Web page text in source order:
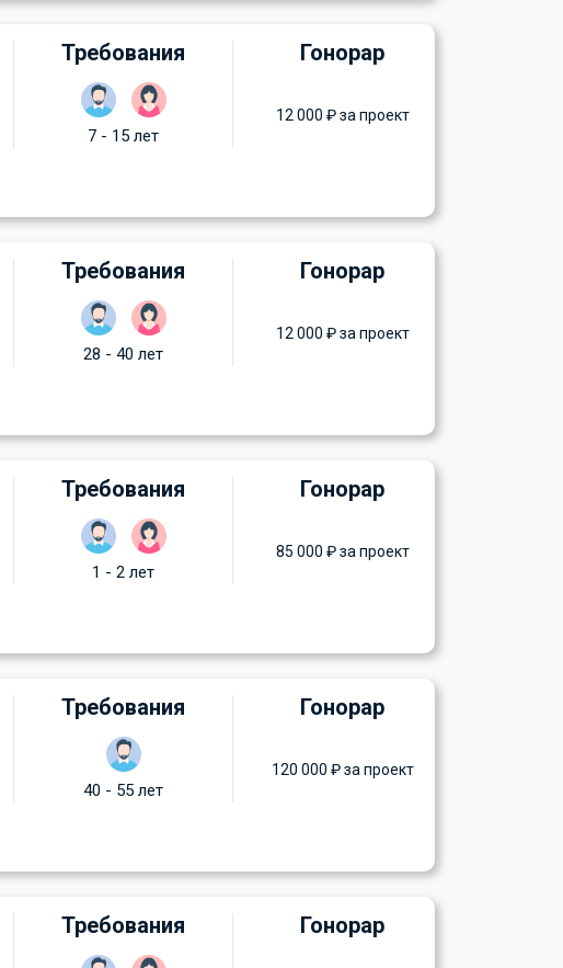
Требования
7 - 15 лет
Гонорар
12 000 ₽ за проект
Требования
28 - 40 лет
Гонорар
12 000 ₽ за проект
Требования
1 - 2 лет
Гонорар
85 000 ₽ за проект
Требования
40 - 55 лет
Гонорар
120 000 ₽ за проект
Требования Гонорар